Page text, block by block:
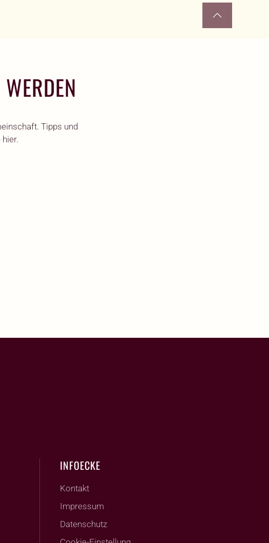
Tipps und
INFOECKE
Kontakt
Impressum
Datenschutz